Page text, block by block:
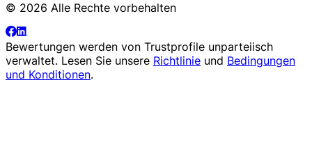
© 2026 Alle Rechte vorbehalten
Bewertungen werden von Trustprofile unparteiisch
verwaltet. Lesen Sie unsere Richtlinie und Bedingungen
und Konditionen.